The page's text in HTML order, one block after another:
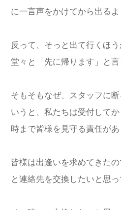
に一言声をかけてから出るよ
反って、そっと出て行くほう
堂々と「先に帰ります」と言
そもそもなぜ、スタッフに
いうと、私たちは受付して
時まで皆様を見守る責任があ
皆様は出逢いを求めてきた
と連絡先を交換したいと思っ